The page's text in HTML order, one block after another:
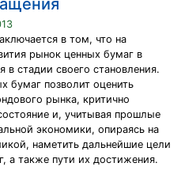
в том, что на
рынок ценных бумаг в
в стадии своего становления.
бумаг позволит оценить
рынка, критично
и, учитывая прошлые
экономики, опираясь на
наметить дальнейшие цели
а также пути их достижения.